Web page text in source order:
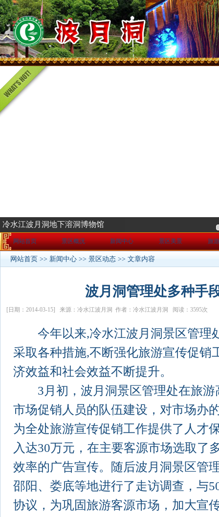
网站首页 景区概况 新闻中心 景区美景 旅
网站首页 >> 新闻中心 >> 景区动态 >> 文章内容
波月洞管理处多种手
[日期：2014-03-15] 来源：冷水江波月洞 作者：冷水江波月洞 阅读：3595次
今年以来,冷水江波月洞景区管理
采取各种措施,不断强化旅游宣传促销
济效益和社会效益不断提升。
3月初，波月洞景区管理处在旅游
市场促销人员的队伍建设，对市场办
为全处旅游宣传促销工作提供了人才
入达30万元，在主要客源市场选取了
效率的广告宣传。随后波月洞景区管
邵阳、娄底等地进行了走访调查，与
协议，为巩固旅游客源市场，加大宣